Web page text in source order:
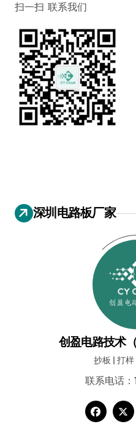
扫一扫 联系我们
深圳电路板厂家
创盈电路技术
抄板 | 打样
联系电话：